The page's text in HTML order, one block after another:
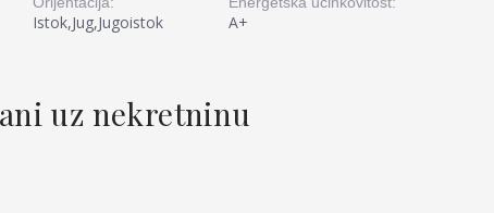
Istok,Jug,Jugoistok A+
uz nekretninu